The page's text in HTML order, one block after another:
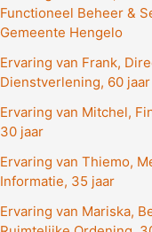
Functioneel Beheer &
Gemeente Hengelo
Ervaring van Frank,
Dienstverlening, 60 jaar
Ervaring van Mitchel,
30 jaar
Ervaring van Thiemo,
Informatie, 35 jaar
Ervaring van Mariska,